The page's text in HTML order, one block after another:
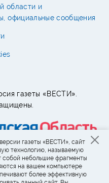
области и
официальные сообщения
газеты «ВЕСТИ».
газеты «ВЕСТИ», сайт
технологию, называемую
небольшие фрагменты
на вашем компьютере
более эффективную